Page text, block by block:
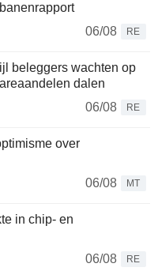
06/08
RE
beleggers wachten op
dalen
06/08
RE
over
06/08
MT
in chip- en
06/08
RE